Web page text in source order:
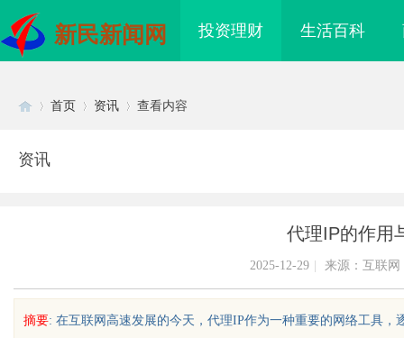
新民新闻网 投资理财 生活百科
首页 资讯 查看内容
资讯
代理IP的作用
2025-12-29 来源：互联网
摘要: 在互联网高速发展的今天，代理IP作为一种重要的网络工具